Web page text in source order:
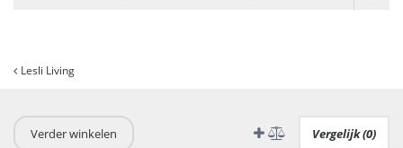
Lesli Living
Verder winkelen Vergelijk (0)